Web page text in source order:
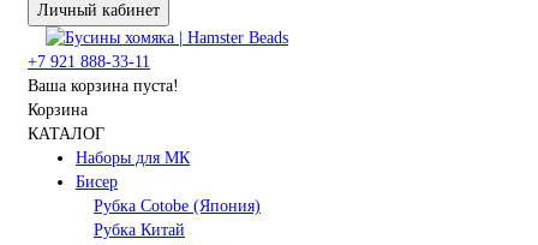
Личный кабинет
+7 921 888-33-11
Ваша корзина пуста!
Корзина
КАТАЛОГ
Наборы для МК
Бисер
Рубка Cotobe (Япония)
Рубка Китай